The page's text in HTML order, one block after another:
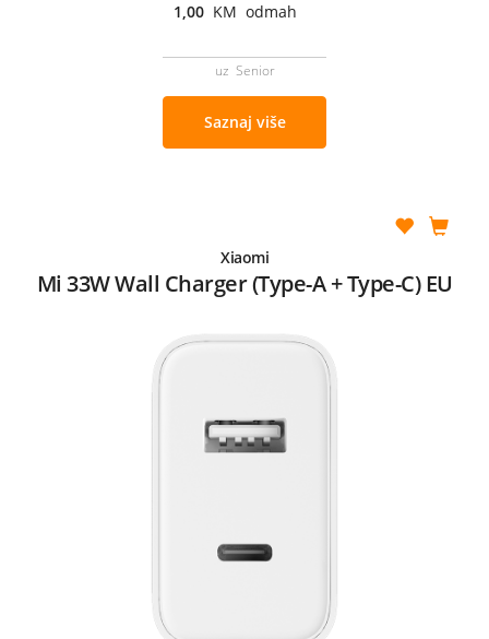
1,00 KM odmah
uz Senior
Saznaj više
Xiaomi
Mi 33W Wall Charger (Type-A + Type-C) EU